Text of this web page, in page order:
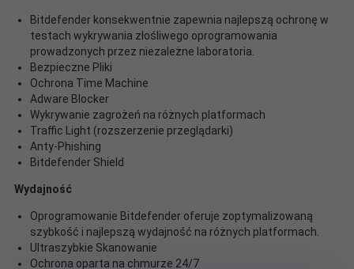
Bitdefender konsekwentnie zapewnia najlepszą ochronę w
testach wykrywania złośliwego oprogramowania
prowadzonych przez niezależne laboratoria.
Bezpieczne Pliki
Ochrona Time Machine
Adware Blocker
Wykrywanie zagrożeń na różnych platformach
Traffic Light (rozszerzenie przeglądarki)
Anty-Phishing
Bitdefender Shield
Wydajność
Oprogramowanie Bitdefender oferuje zoptymalizowaną
szybkość i najlepszą wydajność na różnych platformach.
Ultraszybkie Skanowanie
Ochrona oparta na chmurze 24/7